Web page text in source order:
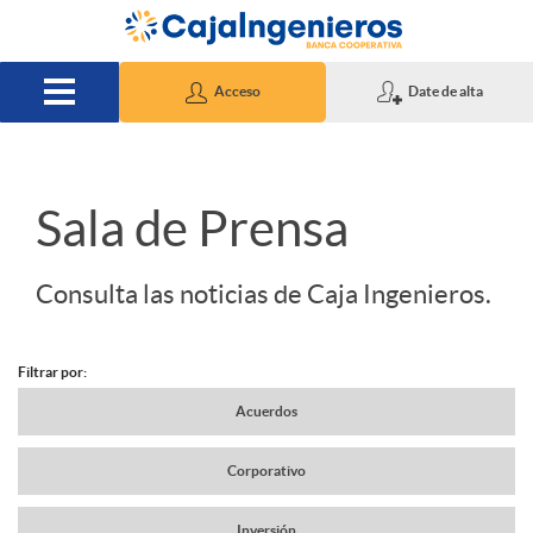
Saltar al contenido principal
Acceso Date de alta
S
i
d
Sala de Prensa
Consulta las noticias de Caja Ingenieros.
N
a
Filtrar por:
Acuerdos
Corporativo